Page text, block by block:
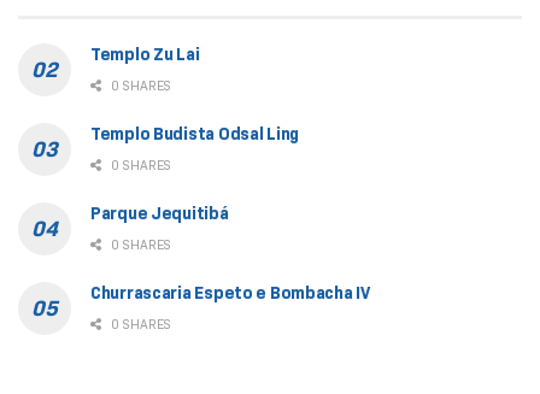
Templo Zu Lai
0 SHARES
Templo Budista Odsal Ling
0 SHARES
Parque Jequitibá
0 SHARES
Churrascaria Espeto e Bombacha IV
0 SHARES